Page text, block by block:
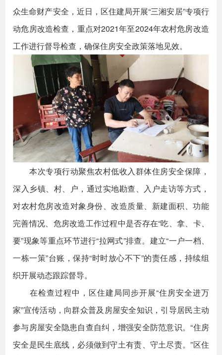
众生命财产安全，近日，区住建局开展“三湘安居”专项行
动危房改造检查，重点对2021年至2024年农村危房改造
工作进行督导检查，确保住房安全政策落地见效。
本次专项行动聚焦农村低收入群体住房安全保障，
深入乡镇、村、户，通过实地勘查、入户走访等方式，
对农村危房改造对象身份、改造质量、新建面积、功能
完善情况、危房改造工作过程中是否存在“吃、拿、卡、
要”现象等重点环节进行“拉网式”排查。建立“一户一档、
一栋一策”台账，保持“时时放心不下”的责任感，持续组
织开展动态跟踪督导。
在检查过程中，区住建局同步开展“住房安全进万
家”宣传活动，向群众普及房屋安全知识，引导居民主动
参与房屋安全隐患自查自纠，增强安全防范意识。“住房
安全是民生底线，必须做到守土有责、守土尽责。”区住